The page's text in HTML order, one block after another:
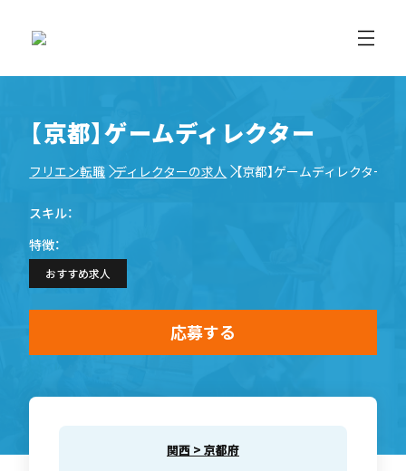
【京都】ゲームディレクター
フリエン転職 ディレクターの求人 【京都】ゲームディレクター
スキル：
特徴：
おすすめ求人
応募する
関西 > 京都府